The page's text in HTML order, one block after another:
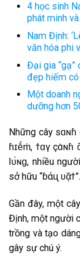
4 học sinh
phát minh
Nam Định:
văn hóa phi
Đại gia
đẹp hiếm có
Một doanh
dưỡng hơn
Những cây ѕɑɴɦ
ɦɪḗṁ, ϯɑγ
Ɩᴜ̀ɴɡ, nhiều
sở hữu “ɓάᶙ ʋᾷϯ”.
Gần đây, một
Định, một người
trồng và tạo
gây sự chú ý.